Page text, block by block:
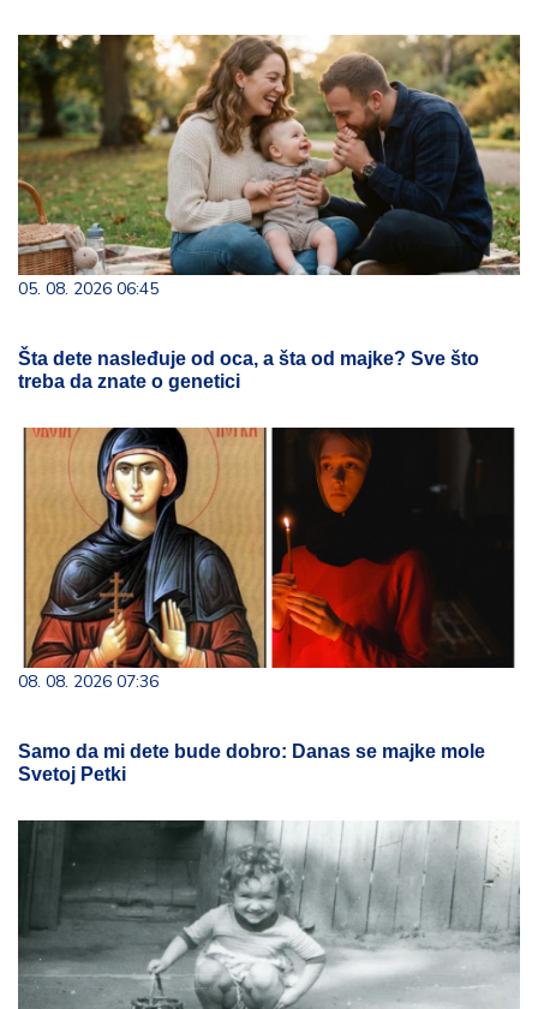
05. 08. 2026 06:45
Šta dete nasleđuje od oca, a šta od majke? Sve što
treba da znate o genetici
08. 08. 2026 07:36
Samo da mi dete bude dobro: Danas se majke mole
Svetoj Petki